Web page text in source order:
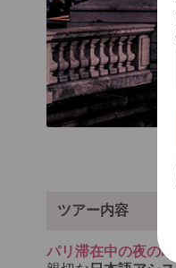
ツアー内容
パリ滞在中の夜の